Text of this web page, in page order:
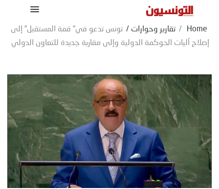
Home
/ تقارير وحوارات / تونس تدعو في” قمة المستقبل” إلى
إصلاح آليات الحوكمة الدولية وإلى مقاربة جديدة للتعاون الدولي